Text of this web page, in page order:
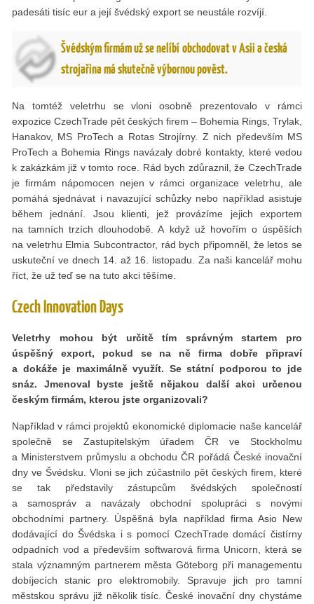
padesáti tisíc eur a její švédský export se neustále rozvíjí.
Švédským firmám už se nelíbí obchodovat v Asii a česká
strojařina má skutečně výbornou pověst.
Na tomtéž veletrhu se vloni osobně prezentovalo v rámci
expozice CzechTrade pět českých firem – Bohemia Rings, Trylak,
Hanakov, MS ProTech a Rotas Strojírny. Z nich především MS
ProTech a Bohemia Rings navázaly dobré kontakty, které vedou
k zakázkám již v tomto roce. Rád bych zdůraznil, že CzechTrade
je firmám nápomocen nejen v rámci organizace veletrhu, ale
pomáhá sjednávat i navazující schůzky nebo například asistuje
během jednání. Jsou klienti, jež provázíme jejich exportem
na tamních trzích dlouhodobě. A když už hovořím o úspěších
na veletrhu Elmia Subcontractor, rád bych připomněl, že letos se
uskuteční ve dnech 14. až 16. listopadu. Za naši kancelář mohu
říct, že už teď se na tuto akci těšíme.
Czech Innovation Days
Veletrhy mohou být určitě tím správným startem pro
úspěšný export, pokud se na ně firma dobře připraví
a dokáže je maximálně využít. Se státní podporou to jde
snáz. Jmenoval byste ještě nějakou další akci určenou
českým firmám, kterou jste organizovali?
Například v rámci projektů ekonomické diplomacie naše kancelář
společně se Zastupitelským úřadem ČR ve Stockholmu
a Ministerstvem průmyslu a obchodu ČR pořádá České inovační
dny ve Švédsku. Vloni se jich zúčastnilo pět českých firem, které
se tak představily zástupcům švédských společností
a samospráv a navázaly obchodní spolupráci s novými
obchodními partnery. Úspěšná byla například firma Asio New
dodávající do Švédska i s pomocí CzechTrade domácí čistírny
odpadních vod a především softwarová firma Unicorn, která se
stala významným partnerem města Göteborg při managementu
dobíjecích stanic pro elektromobily. Spravuje jich pro tamní
městskou správu již několik tisíc. České inovační dny chystáme